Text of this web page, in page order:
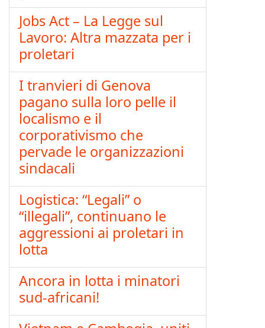
Jobs Act – La Legge sul
Lavoro: Altra mazzata per i
proletari
I tranvieri di Genova
pagano sulla loro pelle il
localismo e il
corporativismo che
pervade le organizzazioni
sindacali
Logistica: “Legali” o
“illegali”, continuano le
aggressioni ai proletari in
lotta
Ancora in lotta i minatori
sud-africani!